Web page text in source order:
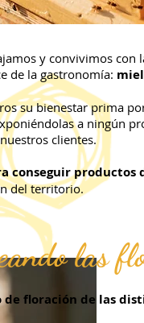
y convivimos con
de la gastronomía:
su bienestar prima
a ningún
clientes.
conseguir productos
del territorio.
las
de floración de las